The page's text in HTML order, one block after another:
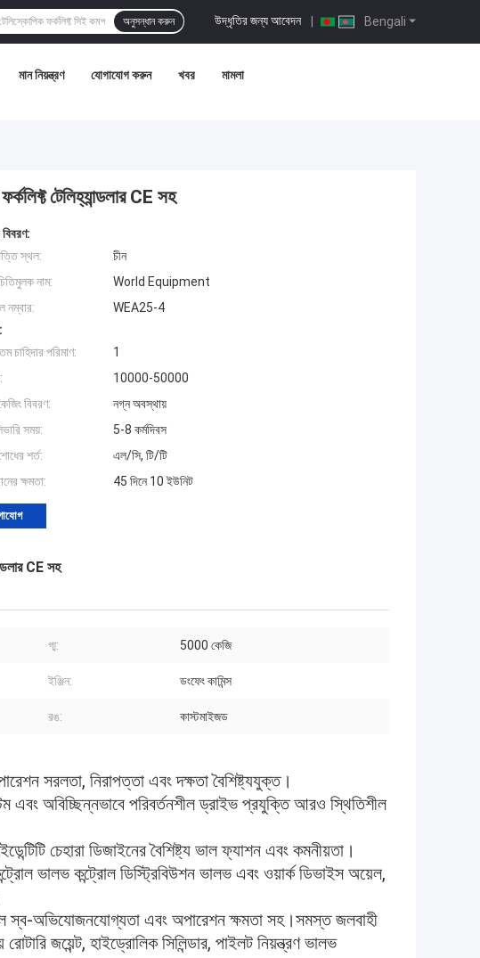
Bengali
উদ্ধৃতির জন্য আবেদন |
অনুসন্ধান করুন
মান নিয়ন্ত্রণ যোগাযোগ করুন খবর মামলা
টেলিহ্যান্ডলার CE সহ
স্থল:
চীন
নাম:
World Equipment
নম্বার:
WEA25-4
চাহিদার পরিমাণ:
1
10000-50000
বিবরণ:
নগ্ন অবস্থায়
সময়:
5-8 কর্মদিবস
শর্ত:
এল/সি, টি/টি
ক্ষমতা:
45 দিনে 10 ইউনিট
CE সহ
গ্ম: 5000 কেজি
ইঞ্জিন: ডংফেং কামিন্স
রঙ: কাস্টমাইজড
সরলতা, নিরাপত্তা এবং দক্ষতা বৈশিষ্ট্যযুক্ত।
এবং অবিচ্ছিন্নভাবে পরিবর্তনশীল ড্রাইভ প্রযুক্তি আরও স্থিতিশীল
চেহারা ডিজাইনের বৈশিষ্ট্য ভাল ফ্যাশন এবং কমনীয়তা।
ভালভ কন্ট্রোল ডিস্ট্রিবিউশন ভালভ এবং ওয়ার্ক ডিভাইস অয়েল,
স্ব-অভিযোজনযোগ্যতা এবং অপারেশন ক্ষমতা সহ।সমস্ত জলবাহী
জয়েন্ট, হাইড্রোলিক সিলিন্ডার, পাইলট নিয়ন্ত্রণ ভালভ